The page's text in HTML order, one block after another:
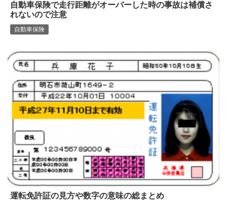
自動車保険で走行距離がオーバーした時の事故は補償さ
れないので注意
自動車保険
運転免許証の見方や数字の意味の総まとめ